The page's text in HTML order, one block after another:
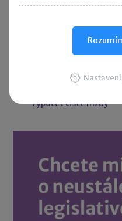
Účetní slovníček
Výpočet čisté mzdy